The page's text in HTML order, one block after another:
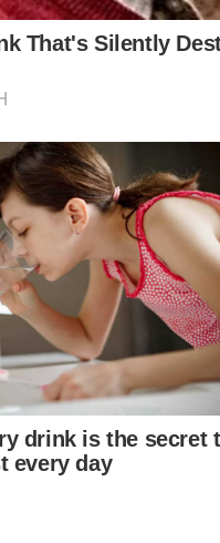
ബ്ലോക്കിംഗ്
വിഭാഗങ്ങൾക്കുള്ള
വകമാറ്റുക,
രാഷ്ട്രീയ
അവിശുദ്ധ കൂട്ടുകെട്ട്
അറസ്റ്റുകൾ